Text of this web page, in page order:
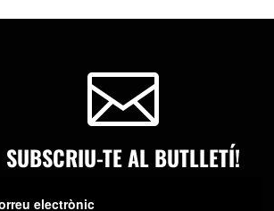

SUBSCRIU-TE AL BUTLLETÍ!